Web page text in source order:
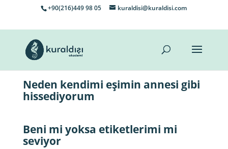
+90(216)449 98 05 kuraldisi@kuraldisi.com
Neden kendimi eşimin annesi gibi
hissediyorum
Beni mi yoksa etiketlerimi mi
seviyor